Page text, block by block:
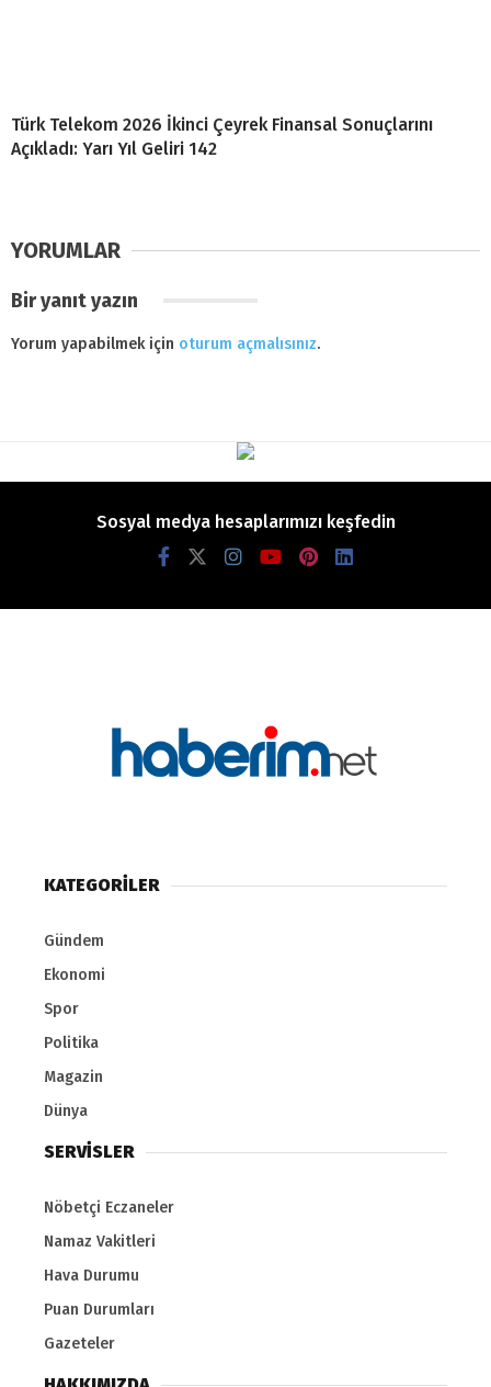
Türk Telekom 2026 İkinci Çeyrek Finansal Sonuçlarını
Açıkladı: Yarı Yıl Geliri 142
YORUMLAR
Bir yanıt yazın
Yorum yapabilmek için oturum açmalısınız.
Sosyal medya hesaplarımızı keşfedin
KATEGORİLER
Gündem
Ekonomi
Spor
Politika
Magazin
Dünya
SERVİSLER
Nöbetçi Eczaneler
Namaz Vakitleri
Hava Durumu
Puan Durumları
Gazeteler